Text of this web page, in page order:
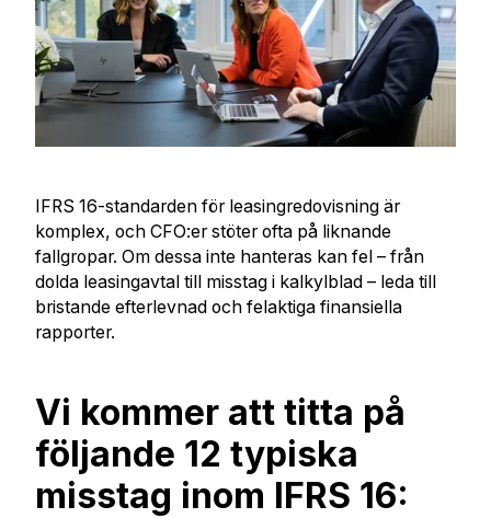
IFRS 16-standarden för leasingredovisning är
komplex, och CFO:er stöter ofta på liknande
fallgropar. Om dessa inte hanteras kan fel – från
dolda leasingavtal till misstag i kalkylblad – leda till
bristande efterlevnad och felaktiga finansiella
rapporter.
Vi kommer att titta på
följande 12 typiska
misstag inom IFRS 16: